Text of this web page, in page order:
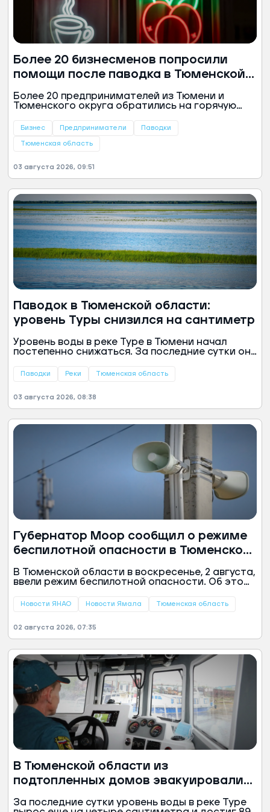
Более 20 бизнесменов попросили
помощи после паводка в Тюменской
области
Более 20 предпринимателей из Тюмени и
Тюменского округа обратились на горячую
сообщили в информационном центре
Бизнес Предприниматели Паводки
Тюменская область
03 августа 2026, 09:51
Паводок в Тюменской области:
уровень Туры снизился на сантиметр
Уровень воды в реке Туре в Тюмени начал
постепенно снижаться. За последние сутки он
губернатор Тюменской области Александр
Паводки Реки Тюменская область
03 августа 2026, 08:38
Губернатор Моор сообщил о режиме
беспилотной опасности в Тюменской
области
В Тюменской области в воскресенье, 2 августа,
ввели режим беспилотной опасности. Об этом
региона Александр Моор.
Новости ЯНАО Новости Ямала Тюменская область
02 августа 2026, 07:35
В Тюменской области из
подтопленных домов эвакуировали
53 человека
За последние сутки уровень воды в реке Туре